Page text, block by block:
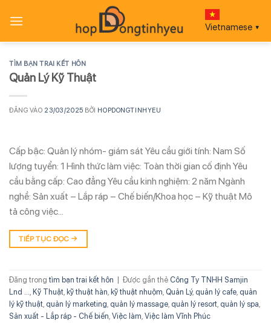
qua
Vietnamese ▼
TÌM BẠN TRAI KẾT HÔN
Quản Lý Kỹ Thuật
ĐĂNG VÀO 23/03/2025 BỞI HOPDONGTINHYEU
Cấp bậc: Quản lý nhóm- giám sát Yêu cầu giới tính: Nam Số
lượng tuyển: 1 Hình thức làm việc: Toàn thời gian cố định Yêu
cầu bằng cấp: Cao đẳng Yêu cầu kinh nghiệm: 2 năm Ngành
nghề: Sản xuất – Lắp ráp – Chế biến/Khoa học – Kỹ thuật Mô
tả công việc…
TIẾP TỤC ĐỌC →
Đăng trong tìm bạn trai kết hôn Được gắn thẻ Công Ty TNHH Samjin
Lnd ...
Kỹ Thuật kỹ thuật hàn kỹ thuật nhuộm Quản Lý, quản lý cafe quản
lý kỹ thuật quản lý marketing quản lý massage quản lý resort quản lý spa
Sản xuất - Lắp ráp - Chế biến Việc làm Việc làm Vĩnh Phúc